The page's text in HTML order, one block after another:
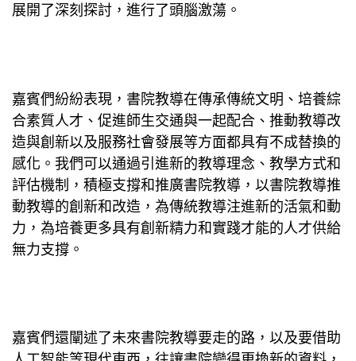
展開了深刻探討，進行了頭腦激蕩。
嘉賓們紛紛表現，書院教導在傳承傳統文明、培養綜
合素質人才、促進師生交通與一起配合、推動教導改
造與創新以及服務社會發展等方面都具有不成替換的
感化。我們可以通過引進新的教導理念、教學方式和
評估機制，積極支撐和推廣書院教導，以書院教導推
動教導的創新和改造，為傳統教導注進新的活氣和動
力，為培養更多具有創新精力和實踐才能的人才供給
無力支撐。
嘉賓們還闡述了未來書院教導要走的路，以及要借助